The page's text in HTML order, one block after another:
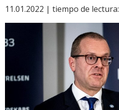
11.01.2022 | tiempo de lectura: